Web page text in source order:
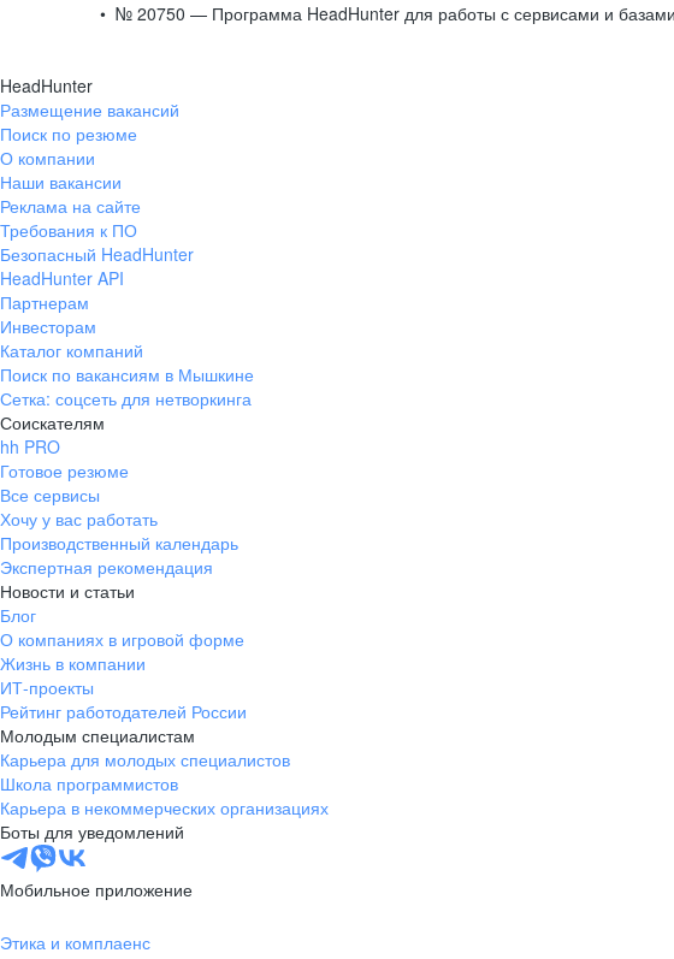
№ 20750 — Программа HeadHunter для работы с сервисами и
HeadHunter
Размещение вакансий
Поиск по резюме
О компании
Наши вакансии
Реклама на сайте
Требования к ПО
Безопасный HeadHunter
HeadHunter API
Партнерам
Инвесторам
Каталог компаний
Поиск по вакансиям в Мышкине
Сетка: соцсеть для нетворкинга
Соискателям
hh PRO
Готовое резюме
Все сервисы
Хочу у вас работать
Производственный календарь
Экспертная рекомендация
Новости и статьи
Блог
О компаниях в игровой форме
Жизнь в компании
ИТ-проекты
Рейтинг работодателей России
Молодым специалистам
Карьера для молодых специалистов
Школа программистов
Карьера в некоммерческих организациях
Боты для уведомлений
Мобильное приложение
Этика и комплаенс